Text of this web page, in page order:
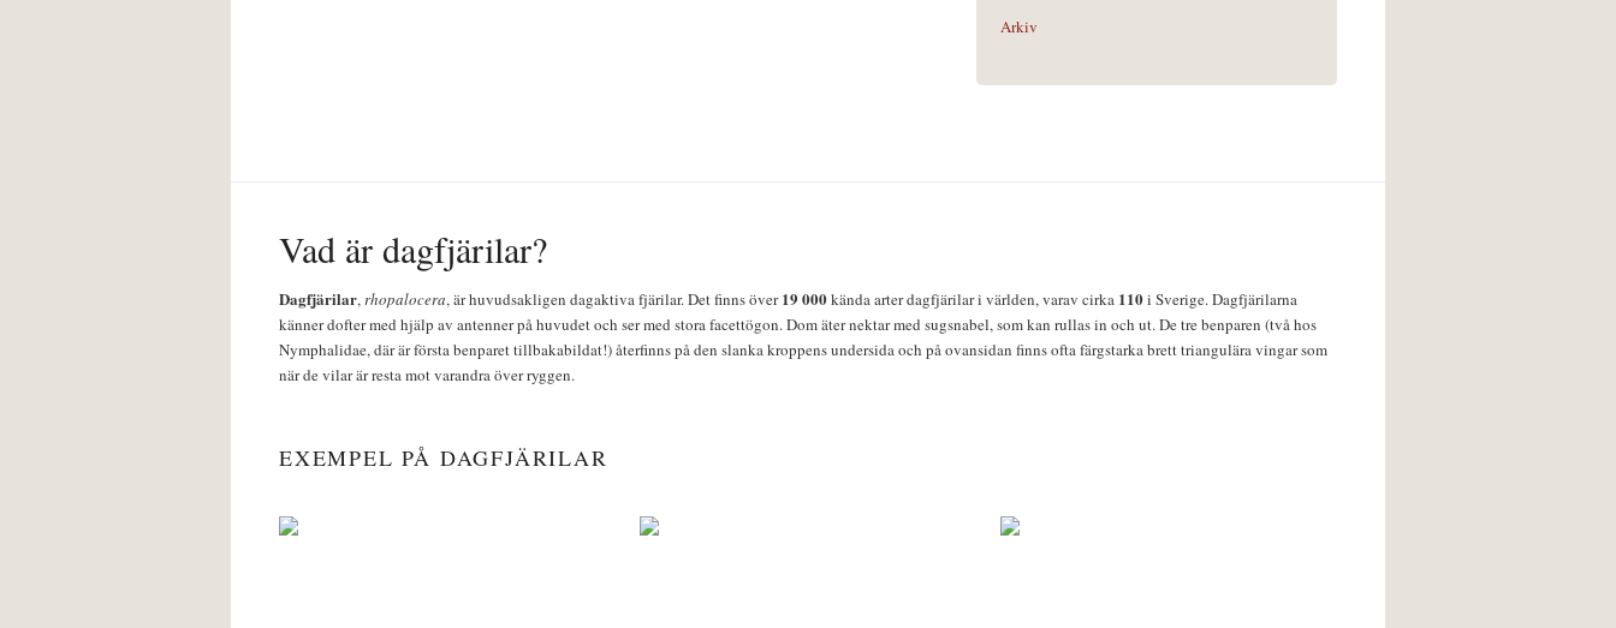
Arkiv
Vad är dagfjärilar?
Dagfjärilar,rhopalocera, är huvudsakligen dagaktiva fjärilar. Det finns över19 000kända arter dagfjärilar i världen, varav cirka 110i Sverige. Dagfjärilarna
känner dofter med hjälp av antenner på huvudet och ser med stora facettögon. Dom äter nektar med sugsnabel, som kan rullas in och ut. De tre benparen (två hos
Nymphalidae, där är första benparet tillbakabildat!) återfinns på den slanka kroppens undersida och på ovansidan finns ofta färgstarka brett triangulära vingar som
när de vilar är resta mot varandra över ryggen.
EXEMPEL PÅ DAGFJÄRILAR